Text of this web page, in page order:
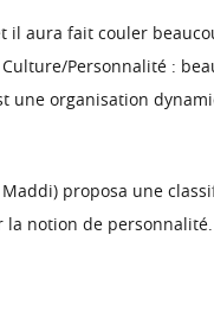
aura fait couler
Personnalité :
organisation
proposa une
la notion de personnalité.